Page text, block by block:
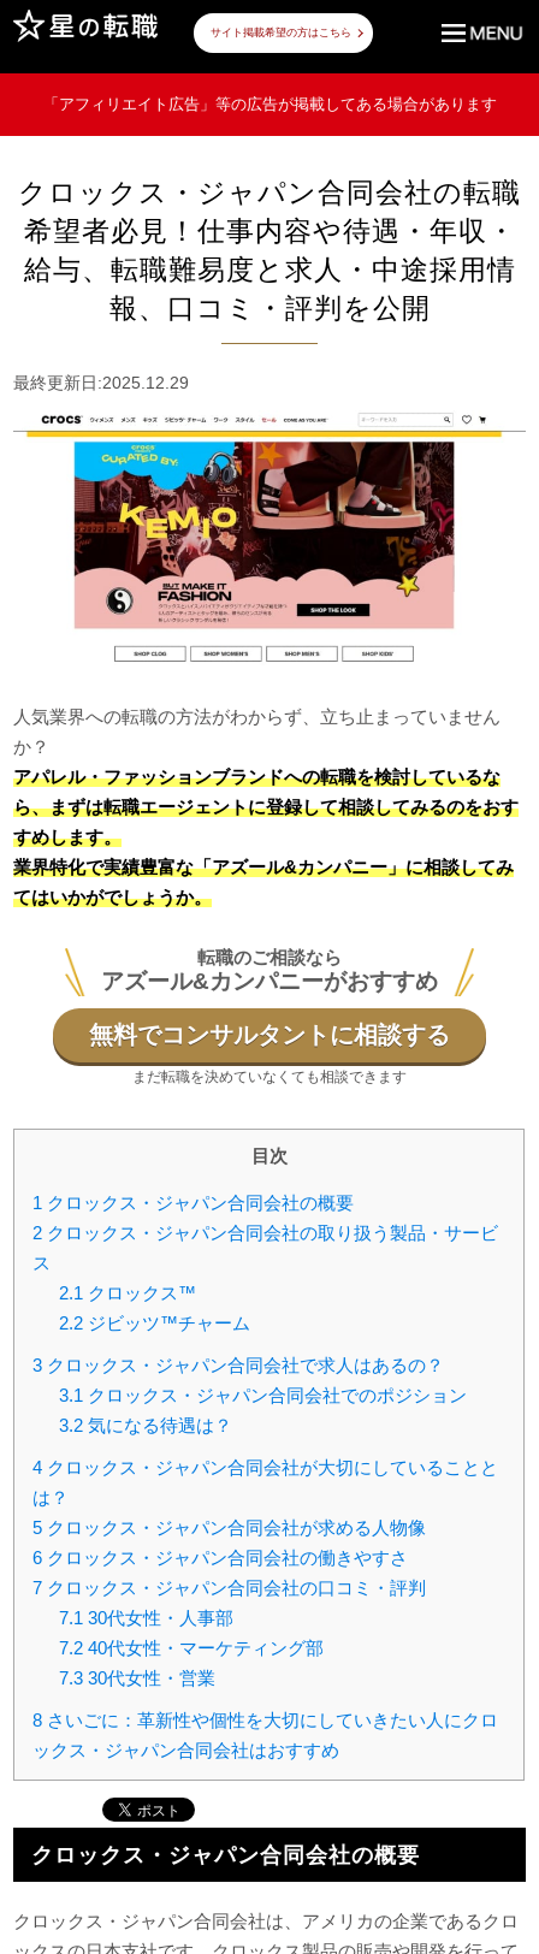
サイト掲載希望の方はこちら
「アフィリエイト広告」等の広告が掲載してある場合があります
クロックス・ジャパン合同会社の転職
希望者必見！仕事内容や待遇・年収・
給与、転職難易度と求人・中途採用情
報、口コミ・評判を公開
最終更新日:2025.12.29
人気業界への転職の方法がわからず、立ち止まっていません
か？
アパレル・ファッションブランドへの転職を検討しているな
ら、まずは転職エージェントに登録して相談してみるのをおす
すめします。
業界特化で実績豊富な「アズール&カンパニー」に相談してみ
てはいかがでしょうか。
転職のご相談なら
アズール&カンパニーがおすすめ
無料でコンサルタントに相談する
まだ転職を決めていなくても相談できます
目次
1 クロックス・ジャパン合同会社の概要
2 クロックス・ジャパン合同会社の取り扱う製品・サービ
ス
2.1 クロックス™
2.2 ジビッツ™チャーム
3 クロックス・ジャパン合同会社で求人はあるの？
3.1 クロックス・ジャパン合同会社でのポジション
3.2 気になる待遇は？
4 クロックス・ジャパン合同会社が大切にしていることと
は？
5 クロックス・ジャパン合同会社が求める人物像
6 クロックス・ジャパン合同会社の働きやすさ
7 クロックス・ジャパン合同会社の口コミ・評判
7.1 30代女性・人事部
7.2 40代女性・マーケティング部
7.3 30代女性・営業
8 さいごに：革新性や個性を大切にしていきたい人にクロ
ックス・ジャパン合同会社はおすすめ
クロックス・ジャパン合同会社の概要
クロックス・ジャパン合同会社は、アメリカの企業であるクロ